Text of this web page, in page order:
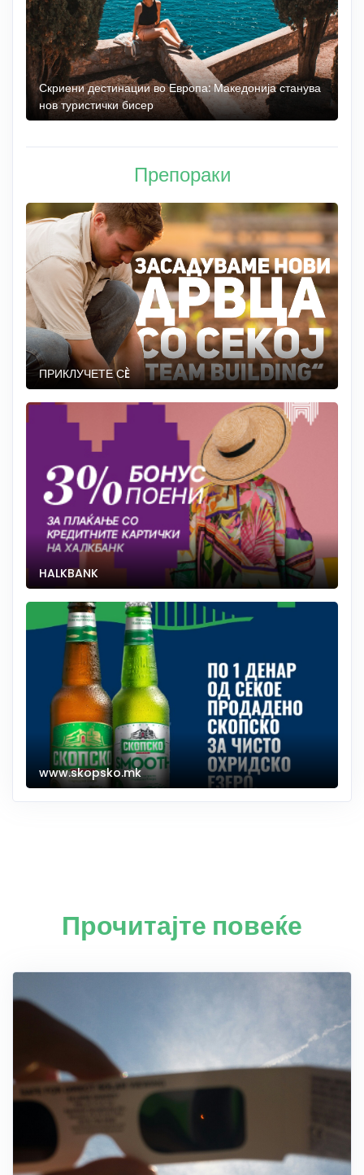
Скриени дестинации во Европа: Македонија станува
нов туристички бисер
Препораки
ПРИКЛУЧЕТЕ СÈ
HALKBANK
www.skopsko.mk
Прочитајте повеќе